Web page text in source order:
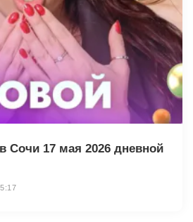
Сочи 17 мая 2026 дневной